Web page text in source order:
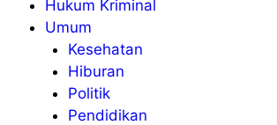
Hukum Kriminal
Umum
Kesehatan
Hiburan
Politik
Pendidikan